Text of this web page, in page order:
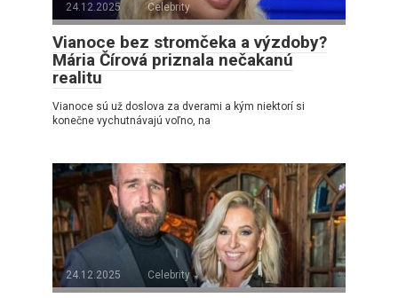
24.12.2025 Celebrity
Vianoce bez stromčeka a výzdoby?
Mária Čírová priznala nečakanú
realitu
Vianoce sú už doslova za dverami a kým niektorí si
konečne vychutnávajú voľno, na
24.12.2025 Celebrity